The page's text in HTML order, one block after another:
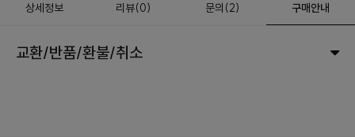
상세정보 리뷰(0) 문의 (2) 구매안내
교환/반품/환불/취소